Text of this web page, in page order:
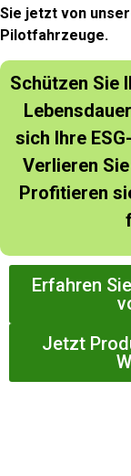
Sie jetzt von
Pilotfahrzeuge.
Schützen Sie
sich Ihre
Verlieren
Profitieren
Erfahren
Jetzt